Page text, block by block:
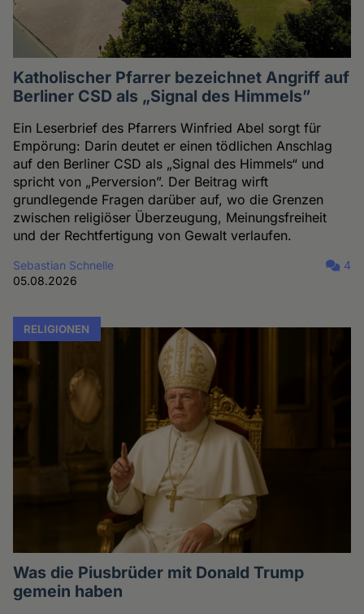
Katholischer Pfarrer bezeichnet Angriff auf
Berliner CSD als „Signal des Himmels”
Ein Leserbrief des Pfarrers Winfried Abel sorgt für
Empörung: Darin deutet er einen tödlichen Anschlag
auf den Berliner CSD als „Signal des Himmels“ und
spricht von „Perversion”. Der Beitrag wirft
grundlegende Fragen darüber auf, wo die Grenzen
zwischen religiöser Überzeugung, Meinungsfreiheit
und der Rechtfertigung von Gewalt verlaufen.
Sebastian Schnelle
05.08.2026
4
RELIGIONEN
Was die Piusbrüder mit Donald Trump
gemein haben